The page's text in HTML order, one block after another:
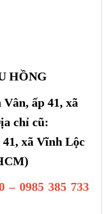
HỒNG
ấp 41, xã
chỉ cũ:
41, xã Vĩnh Lộc
– 0985 385 733